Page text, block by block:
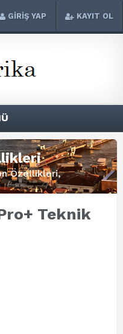
GİRİŞ YAP KAYIT OL
Özellikleri,
Teknik